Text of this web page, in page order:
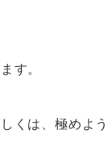
す。
くは、極めよう